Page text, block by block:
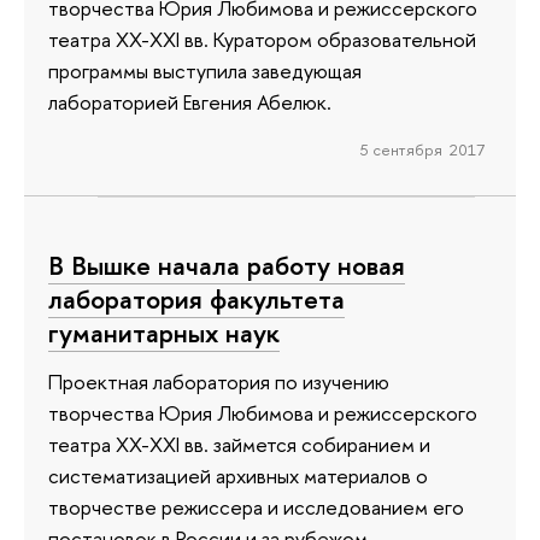
творчества Юрия Любимова и режиссерского
театра XX-XXI вв. Куратором образовательной
программы выступила заведующая
лабораторией Евгения Абелюк.
5 сентября 2017
В Вышке начала работу новая
лаборатория факультета
гуманитарных наук
Проектная лаборатория по изучению
творчества Юрия Любимова и режиссерского
театра XX-XXI вв. займется собиранием и
систематизацией архивных материалов о
творчестве режиссера и исследованием его